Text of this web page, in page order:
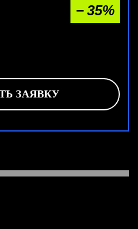
− 35%
ЗАЯВКУ